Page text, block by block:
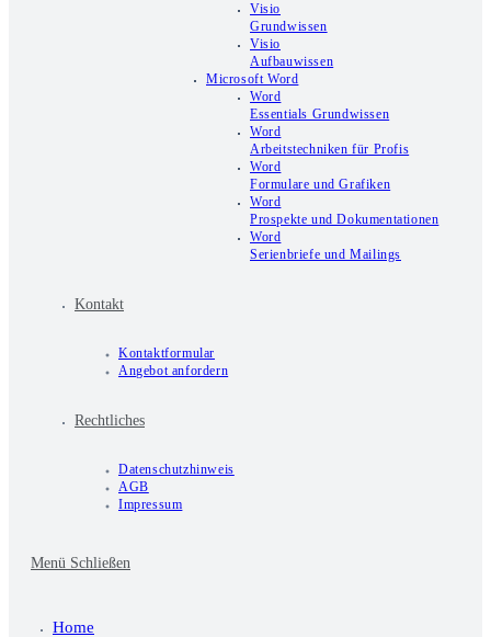
Visio
Grundwissen
Visio
Aufbauwissen
Microsoft Word
Word
Essentials Grundwissen
Word
Arbeitstechniken für Profis
Word
Formulare und Grafiken
Word
Prospekte und Dokumentationen
Word
Serienbriefe und Mailings
Kontakt
Kontaktformular
Angebot anfordern
Rechtliches
Datenschutzhinweis
AGB
Impressum
Menü Schließen
Home